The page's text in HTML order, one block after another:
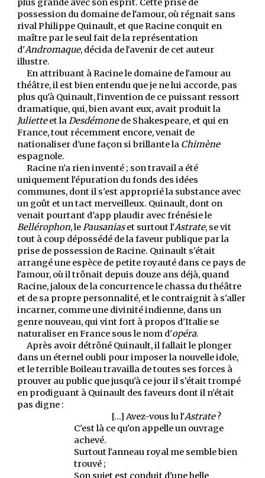
plus grande avec son esprit. Cette prise de
possession du domaine de l'amour, où régnait sans
rival Philippe Quinault, et que Racine conquit en
maître par le seul fait de la représentation
d'Andromaque, décida de l'avenir de cet auteur
illustre.
En attribuant à Racine le domaine de l'amour au
théâtre, il est bien entendu que je ne lui accorde, pas
plus qu'à Quinault, l'invention de ce puissant ressort
dramatique, qui, bien avant eux, avait produit la
Julietteet laDesdémonede Shakespeare, et qui en
France, tout récemment encore, venait de
nationaliser d'une façon si brillante la Chimène
espagnole.
Racine n'a rien inventé ; son travail a été
uniquement l'épuration du fonds des idées
communes, dont il s'est approprié la substance avec
un goût et un tact merveilleux. Quinault, dont on
venait pourtant d'app plaudir avec frénésie le
Bellérophon, lePausaniaset surtout l'Astrate, se vit
tout à coup dépossédé de la faveur publique par la
prise de possession de Racine. Quinault s'était
arrangé une espèce de petite royauté dans ce pays de
l'amour, où il trônait depuis douze ans déjà, quand
Racine, jaloux de la concurrence le chassa du théâtre
et de sa propre personnalité, et le contraignit à s'aller
incarner, comme une divinité indienne, dans un
genre nouveau, qui vint fort à propos d'Italie se
naturaliser en France sous le nom d'opéra.
Après avoir détrôné Quinault, il fallait le plonger
dans un éternel oubli pour imposer la nouvelle idole,
et le terrible Boileau travailla de toutes ses forces à
prouver au public que jusqu'à ce jour il s'était trompé
en prodiguant à Quinault des faveurs dont il n'était
pas digne :
[…] Avez-vous lu l'Astrate?
C'est là ce qu'on appelle un ouvrage
achevé.
Surtout l'anneau royal me semble bien
trouvé ;
Son sujet est conduit d'une belle